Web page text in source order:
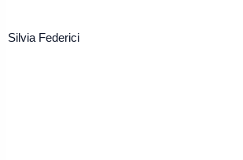
Silvia Federici